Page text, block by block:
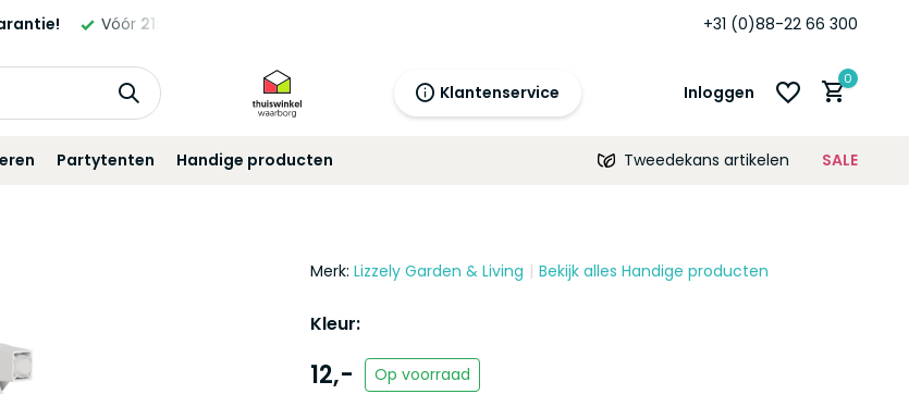
Vóór21:00 +31 (0)88-22 66 300
Klantenservice Inloggen
morgen
Account aanmaken
0
Partytenten Handige producten Tweedekans artikelen SALE
Merk: Lizzely Garden & Living Bekijk alles Handige producten
Kleur:
12,- Op voorraad